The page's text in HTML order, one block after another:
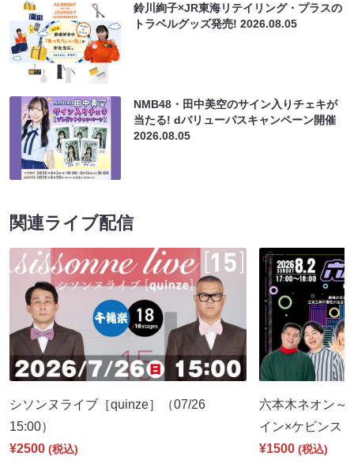
鈴川絢子×JR東海リテイリング・プラスの
トラベルグッズ発売!2026.08.05
NMB48・田中美空のサイン入りチェキが
当たる! dバリューパスキャンペーン開催
2026.08.05
関連ライブ配信
シソンヌライブ［quinze］（07/26
15:00）
¥2500 (税込)
六本木ネオン～
イン×ケビンス
¥1500 (税込)